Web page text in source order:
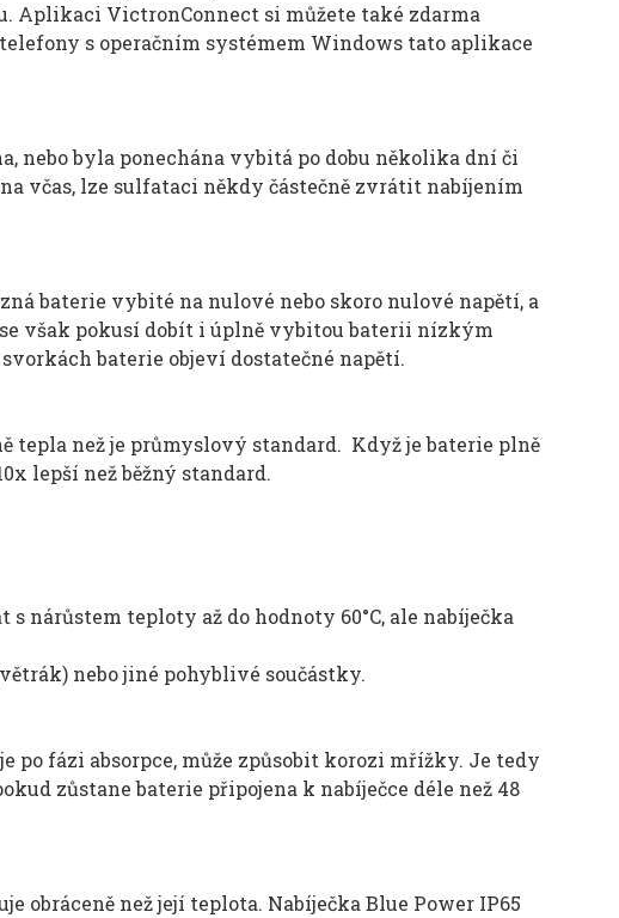
Aplikaci VictronConnect si můžete také zdarma
s operačním systémem Windows tato aplikace
nebo byla ponechána vybitá po dobu několika dní či
včas, lze sulfataci někdy částečně zvrátit nabíjením
baterie vybité na nulové nebo skoro nulové napětí, a
však pokusí dobít i úplně vybitou baterii nízkým
baterie objeví dostatečné napětí.
tepla než je průmyslový standard. Když je baterie plně
lepší než běžný standard.
nárůstem teploty až do hodnoty 60°C, ale nabíječka
nebo jiné pohyblivé součástky.
po fázi absorpce, může způsobit korozi mřížky. Je tedy
zůstane baterie připojena k nabíječce déle než 48
obráceně než její teplota. Nabíječka Blue Power IP65